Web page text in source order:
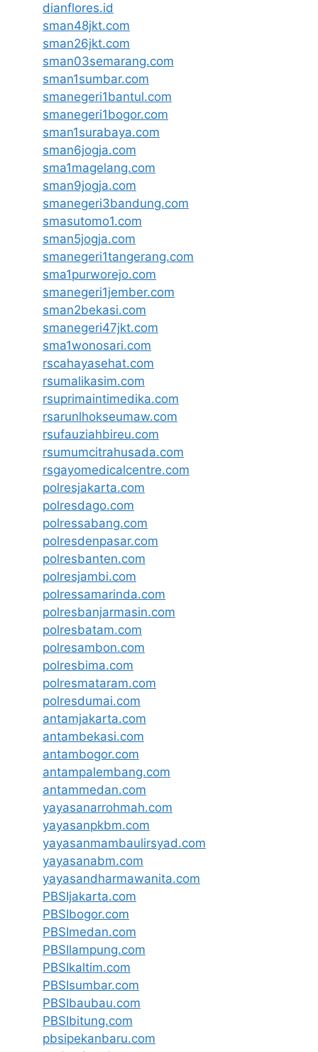
dianflores.id
sman48jkt.com
sman26jkt.com
sman03semarang.com
sman1sumbar.com
smanegeri1bantul.com
smanegeri1bogor.com
sman1surabaya.com
sman6jogja.com
sma1magelang.com
sman9jogja.com
smanegeri3bandung.com
smasutomo1.com
sman5jogja.com
smanegeri1tangerang.com
sma1purworejo.com
smanegeri1jember.com
sman2bekasi.com
smanegeri47jkt.com
sma1wonosari.com
rscahayasehat.com
rsumalikasim.com
rsuprimaintimedika.com
rsarunlhokseumaw.com
rsufauziahbireu.com
rsumumcitrahusada.com
rsgayomedicalcentre.com
polresjakarta.com
polresdago.com
polressabang.com
polresdenpasar.com
polresbanten.com
polresjambi.com
polressamarinda.com
polresbanjarmasin.com
polresbatam.com
polresambon.com
polresbima.com
polresmataram.com
polresdumai.com
antamjakarta.com
antambekasi.com
antambogor.com
antampalembang.com
antammedan.com
yayasanarrohmah.com
yayasanpkbm.com
yayasanmambaulirsyad.com
yayasanabm.com
yayasandharmawanita.com
PBSIjakarta.com
PBSIbogor.com
PBSImedan.com
PBSIlampung.com
PBSIkaltim.com
PBSIsumbar.com
PBSIbaubau.com
PBSIbitung.com
pbsipekanbaru.com